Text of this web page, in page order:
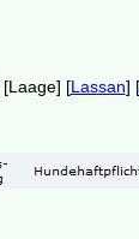
[Laage] [Lassan] [